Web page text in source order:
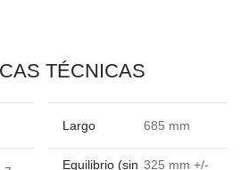
TÉCNICAS
Largo 685 mm
Equilibrio (sin 325 mm +/-